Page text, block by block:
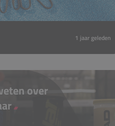
1 jaar geleden
over